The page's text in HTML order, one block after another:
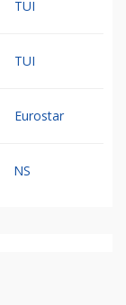
TUI
TUI
Eurostar
NS